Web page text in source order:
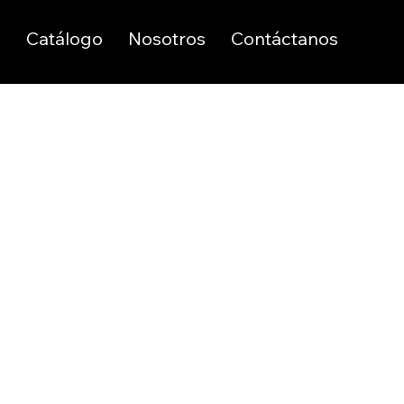
Catálogo Nosotros Contáctanos